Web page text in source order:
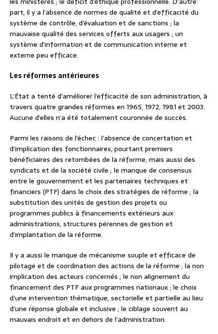
part, il y a l’absence de normes de qualité et d’efficacité du
système de contrôle, d’évaluation et de sanctions ; la
mauvaise qualité des services offerts aux usagers ; un
système d’information et de communication interne et
externe peu efficace.
Les réformes antérieures
L’État a tenté d’améliorer l’efficacité de son administration, à
travers quatre grandes réformes en 1965, 1972, 1981 et 2003.
Aucune d’elles n’a été totalement couronnée de succès.
Parmi les raisons de l’échec : l’absence de concertation et
d’implication des fonctionnaires, pourtant premiers
bénéficiaires des retombées de la réforme, mais aussi des
syndicats et de la société civile ; le manque de consensus
entre le gouvernement et les partenaires techniques et
financiers (PTF) dans le choix des stratégies de réforme ; la
substitution des unités de gestion des projets ou
programmes publics à financements extérieurs aux
administrations, structures pérennes de gestion et
d’implantation de la réforme.
Il y a aussi le manque de mécanisme souple et efficace de
pilotage et de coordination des actions de la réforme ; la non
implication des acteurs concernés ; le non alignement du
financement des PTF aux programmes nationaux ; le choix
d’une intervention thématique, sectorielle et partielle au lieu
d’une réponse globale et inclusive ; le ciblage souvent au
mauvais endroit et en dehors de l’administration.